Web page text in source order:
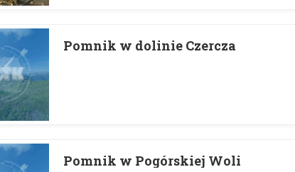
Pomnik w dolinie Czercza
Pomnik w Pogórskiej Woli